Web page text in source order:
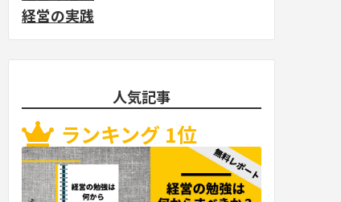
経営の実践
人気記事
ランキング 1位